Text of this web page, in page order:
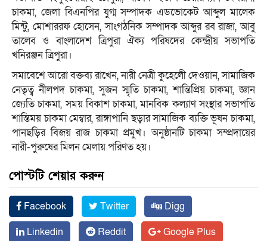
চাকমা, জেলা বিএনপির যুগ্ম সম্পাদক এডভোকেট আব্দুল মালেক
মিন্টু, মোশাররফ হোসেন, সাংগঠনিক সম্পাদক আব্দুর রব রাজা, আবু
তালেব ও বাংলাদেশ ত্রিপুরা ঐক্য পরিষদের কেন্দ্রীয় সভাপতি
খনিরঞ্জন ত্রিপুরা।
সমাবেশে আরো বক্তব্য রাখেন, নারী নেত্রী কুহেলেী দেওয়ান, সামাজিক
নেতৃত্ব নীলপদ চাকমা, সুজন স্মৃতি চাকমা, শান্তিপ্রিয় চাকমা, জ্ঞান
জ্যেতি চাকমা, সময় বিকাশ চাকমা, মানবিক কল্যাণ সংস্থার সভাপতি
শান্তিময় চাকমা মেম্বার, রাঙ্গাপানি ছড়ার সামাজিক ব্যক্তি ভূষন চাকমা,
পানছড়ির বিজয় রাজ চাকমা প্রমুখ। অনুষ্ঠানটি চাকমা সম্প্রদায়ের
নারী-পুরুষের মিলন মেলায় পরিণত হয়।
পোস্টটি শেয়ার করুন
Facebook Twitter
Digg
Linkedin
Reddit
Google Plus